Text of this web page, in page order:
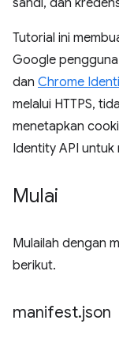
sandi, dan
Tutorial ini
Google
dan Chrome
melalui HTTPS,
menetapkan
Identity API untuk
Mulai
Mulailah dengan
berikut.
manifest.json